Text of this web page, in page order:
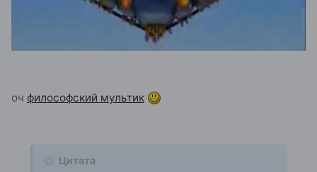
оч философский мультик
Цитата